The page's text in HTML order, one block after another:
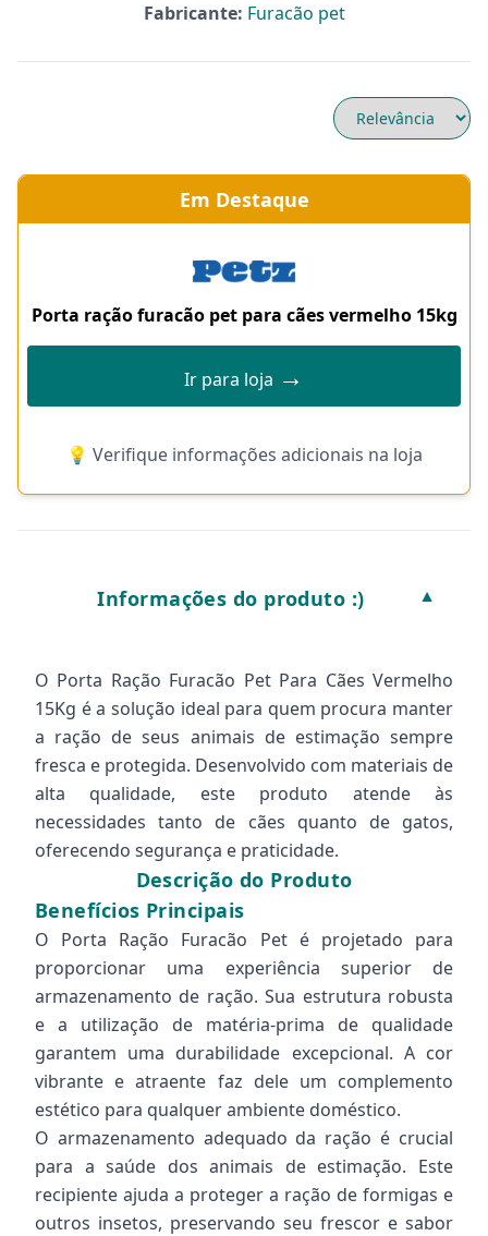
Fabricante: Furacão pet
Em Destaque
Porta ração furacão pet para cães vermelho 15kg
Ir para loja →
💡 Verifique informações adicionais na loja
Informações do produto :) ▼
O Porta Ração Furacão Pet Para Cães Vermelho
15Kg é a solução ideal para quem procura manter
a ração de seus animais de estimação sempre
fresca e protegida. Desenvolvido com materiais de
alta qualidade, este produto atende às
necessidades tanto de cães quanto de gatos,
oferecendo segurança e praticidade.
Descrição do Produto
Benefícios Principais
O Porta Ração Furacão Pet é projetado para
proporcionar uma experiência superior de
armazenamento de ração. Sua estrutura robusta
e a utilização de matéria-prima de qualidade
garantem uma durabilidade excepcional. A cor
vibrante e atraente faz dele um complemento
estético para qualquer ambiente doméstico.
O armazenamento adequado da ração é crucial
para a saúde dos animais de estimação. Este
recipiente ajuda a proteger a ração de formigas e
outros insetos, preservando seu frescor e sabor